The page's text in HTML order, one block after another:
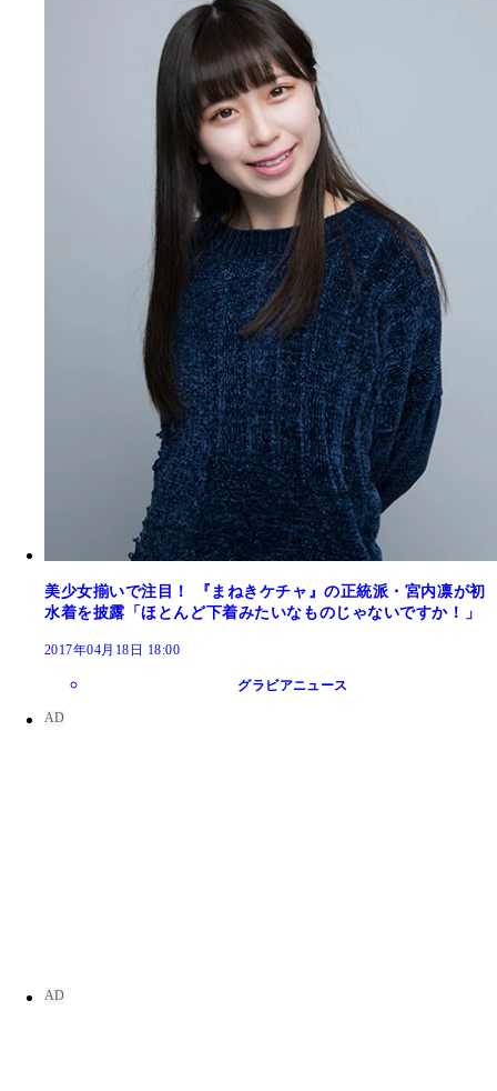
美少女揃いで注目！ 『まねきケチャ』の正統派・宮内凛が初
水着を披露「ほとんど下着みたいなものじゃないですか！」
2017年04月18日 18:00
グラビアニュース